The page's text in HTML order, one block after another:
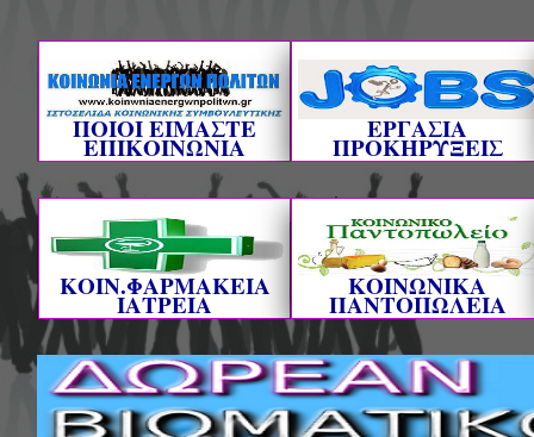
ΠΟΙΟΙ ΕΙΜΑΣΤΕ
ΕΠΙΚΟΙΝΩΝΙΑ
ΕΡΓΑΣΙΑ
ΠΡΟΚΗΡΥΞΕΙΣ
ΚΟΙΝ.ΦΑΡΜΑΚΕΙΑ
ΙΑΤΡΕΙΑ
ΚΟΙΝΩΝΙΚΑ
ΠΑΝΤΟΠΩΛΕΙΑ